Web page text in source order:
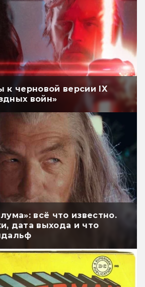
к черновой версии IX
войн»
всё что известно.
дата выхода и что